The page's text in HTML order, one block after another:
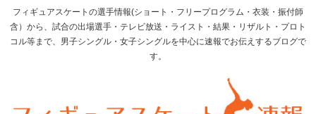
フィギュアスケートの選手情報(ショート・フリープログラム・衣装・振付師
含）から、試合の出場選手・テレビ放送・ライスト・結果・リザルト・プロト
コル等まで、男子シングル・女子シングルを中心に速報でお伝えするブログで
す。